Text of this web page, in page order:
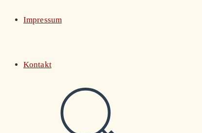
Impressum
Kontakt